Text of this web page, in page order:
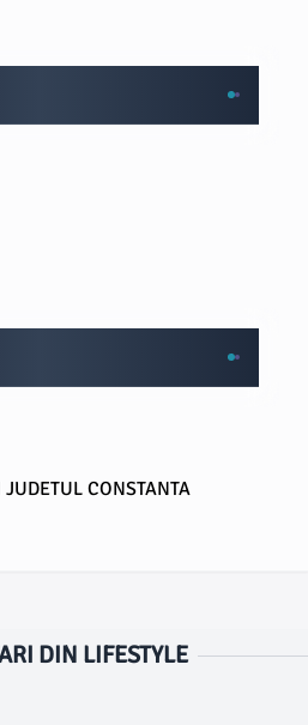
CONSTANTA
DIN LIFESTYLE